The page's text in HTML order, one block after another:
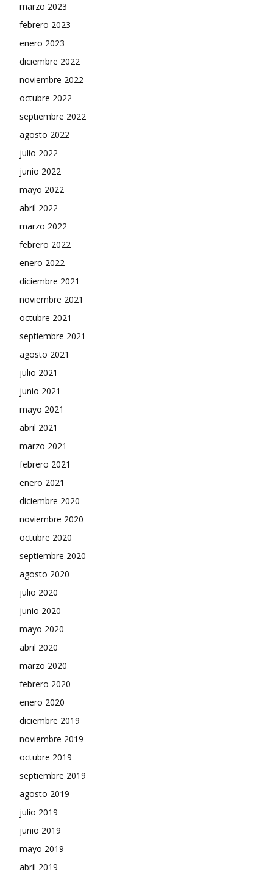
marzo 2023
febrero 2023
enero 2023
diciembre 2022
noviembre 2022
octubre 2022
septiembre 2022
agosto 2022
julio 2022
junio 2022
mayo 2022
abril 2022
marzo 2022
febrero 2022
enero 2022
diciembre 2021
noviembre 2021
octubre 2021
septiembre 2021
agosto 2021
julio 2021
junio 2021
mayo 2021
abril 2021
marzo 2021
febrero 2021
enero 2021
diciembre 2020
noviembre 2020
octubre 2020
septiembre 2020
agosto 2020
julio 2020
junio 2020
mayo 2020
abril 2020
marzo 2020
febrero 2020
enero 2020
diciembre 2019
noviembre 2019
octubre 2019
septiembre 2019
agosto 2019
julio 2019
junio 2019
mayo 2019
abril 2019